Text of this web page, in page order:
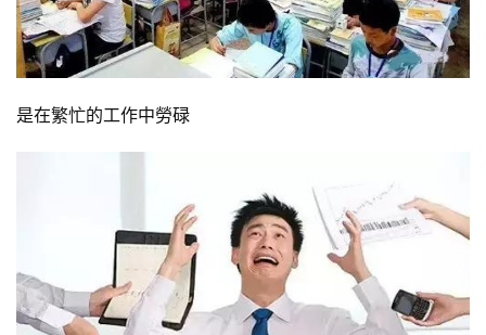
是在繁忙的工作中勞碌